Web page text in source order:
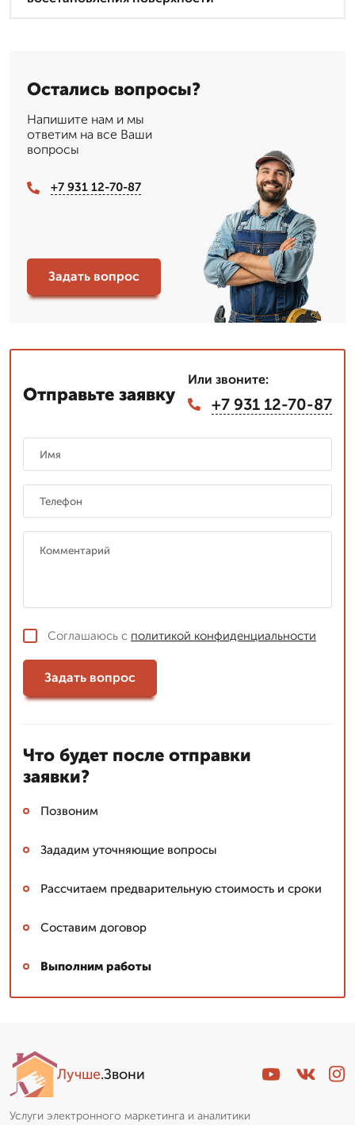
Остались вопросы?
Напишите нам и мы
ответим на все Ваши
вопросы
+7 931 12-70-87
Задать вопрос
Отправьте заявку
Или звоните:
+7 931 12-70-87
Соглашаюсь с политикой конфиденциальности
Задать вопрос
Что будет после отправки
заявки?
Позвоним
Зададим уточняющие вопросы
Рассчитаем предварительную стоимость и сроки
Составим договор
Выполним работы
Лучше.Звони
Услуги электронного маркетинга и аналитики